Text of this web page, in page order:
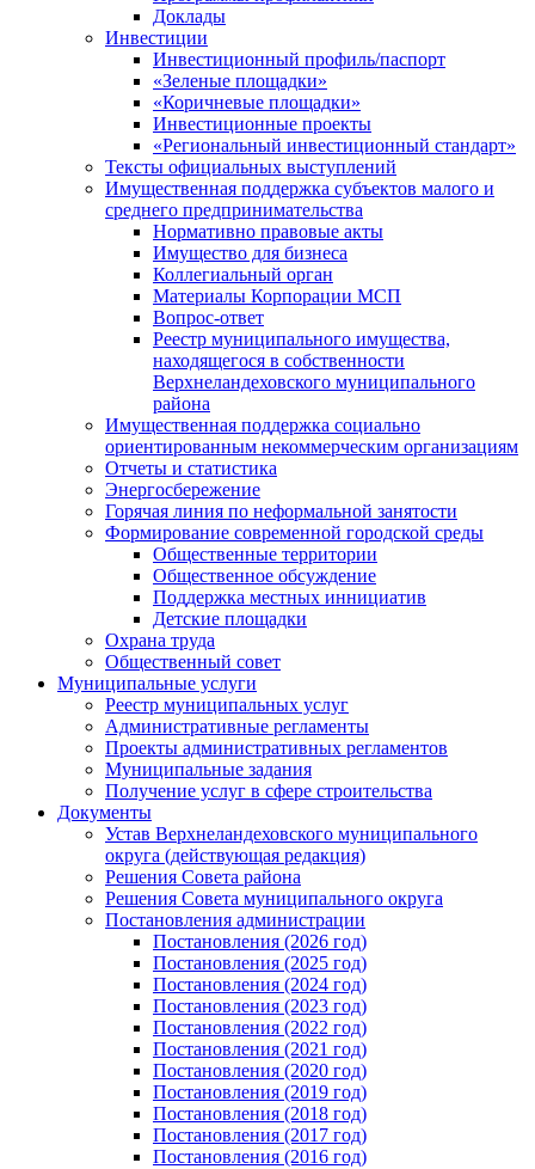
Доклады
Инвестиции
Инвестиционный профиль/паспорт
«Зеленые площадки»
«Коричневые площадки»
Инвестиционные проекты
«Региональный инвестиционный стандарт»
Тексты официальных выступлений
Имущественная поддержка субъектов малого и
среднего предпринимательства
Нормативно правовые акты
Имущество для бизнеса
Коллегиальный орган
Материалы Корпорации МСП
Вопрос-ответ
Реестр муниципального имущества,
находящегося в собственности
Верхнеландеховского муниципального
района
Имущественная поддержка социально
ориентированным некоммерческим организациям
Отчеты и статистика
Энергосбережение
Горячая линия по неформальной занятости
Формирование современной городской среды
Общественные территории
Общественное обсуждение
Поддержка местных иннициатив
Детские площадки
Охрана труда
Общественный совет
Муниципальные услуги
Реестр муниципальных услуг
Административные регламенты
Проекты административных регламентов
Муниципальные задания
Получение услуг в сфере строительства
Документы
Устав Верхнеландеховского муниципального
округа (действующая редакция)
Решения Совета района
Решения Совета муниципального округа
Постановления администрации
Постановления (2026 год)
Постановления (2025 год)
Постановления (2024 год)
Постановления (2023 год)
Постановления (2022 год)
Постановления (2021 год)
Постановления (2020 год)
Постановления (2019 год)
Постановления (2018 год)
Постановления (2017 год)
Постановления (2016 год)